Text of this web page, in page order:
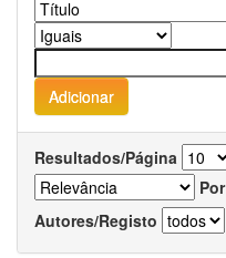
Resultados/Página
Autores/Registo